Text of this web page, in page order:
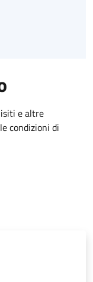
e altre
condizioni di